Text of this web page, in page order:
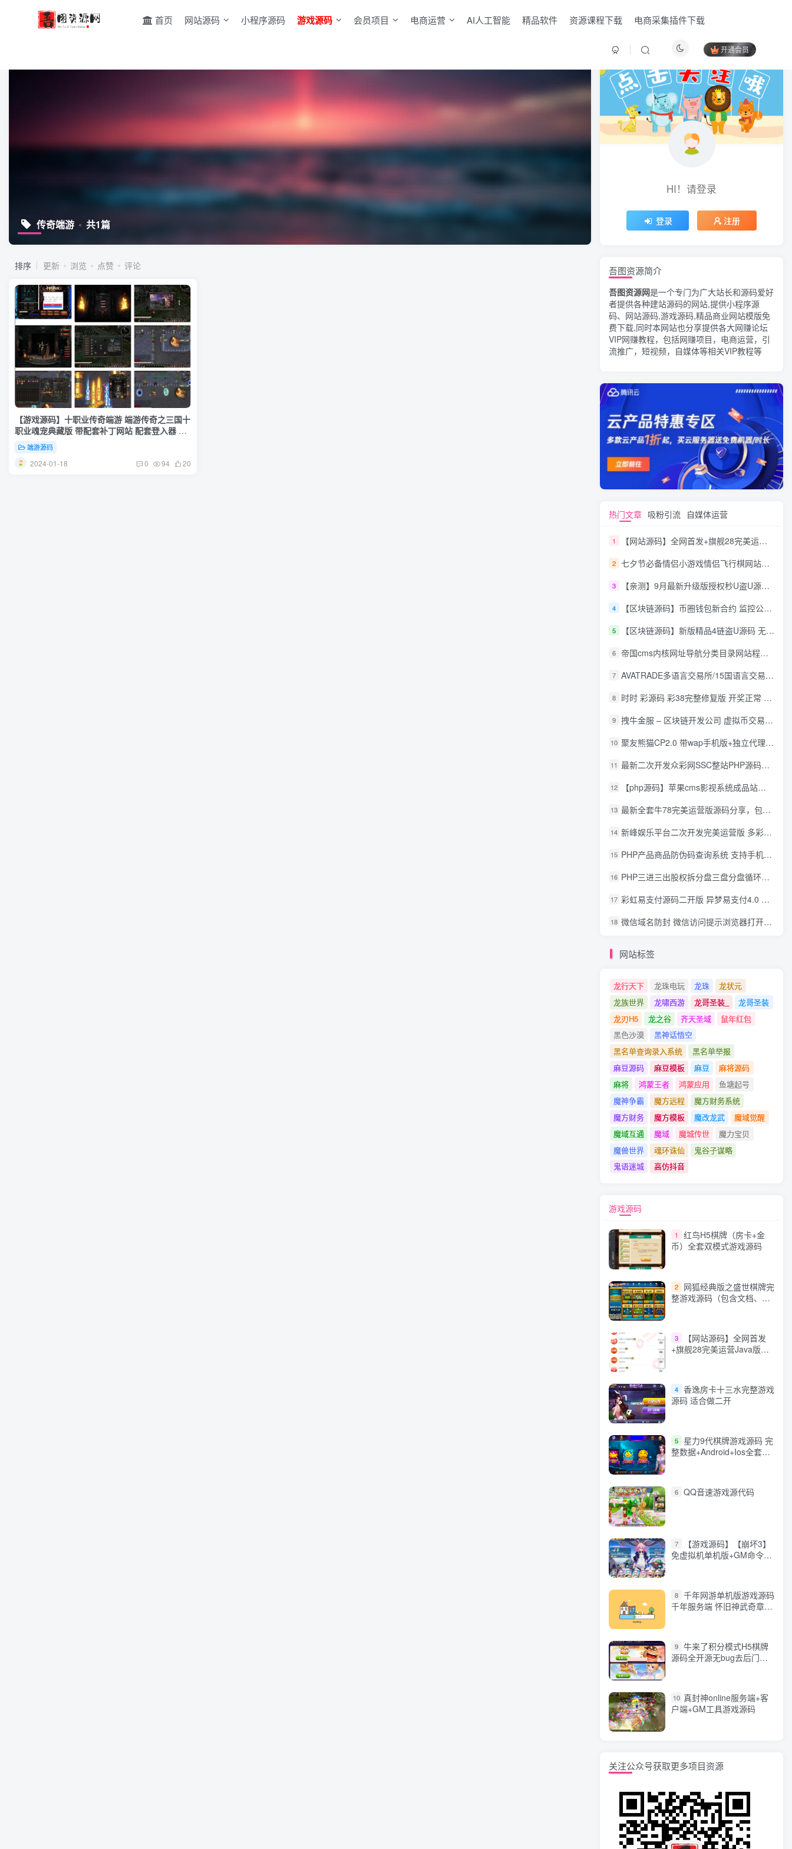
首页 网站源码 小程序源码 游戏源码 会员项目 电商运营 AI人工智能 精品软件 资源课程下载 电商采集插件下载
开通会员
传奇端游 共1篇
排序 更新 浏览 点赞 评论
【游戏源码】十职业传奇端游 端游传奇之三国十
职业魂宠典藏版 带配套补丁网站 配套登入器 视
频架设教程
端游源码
2024-01-18 0 94 20
HI！请登录
登录 注册
HI！请登录
登录 注册
吾图资源简介
吾图资源网是一个专门为广大站长和源码爱好
者提供各种建站源码的网站,提供小程序源
码、网站源码,游戏源码,精品商业网站模版免
费下载,同时本网站也分享提供各大网赚论坛
VIP网赚教程，包括网赚项目，电商运营，引
流推广，短视频，自媒体等相关VIP教程等
热门文章 吸粉引流 自媒体运营
1 【网站源码】全网首发+旗舰28完美运营Java版高仿28圈+彩种丰富+机器人+眯牌
2 七夕节必备情侣小游戏情侣飞行棋网站源码
3 【亲测】9月最新升级版授权秒U盗U源码/四链盗U源码/自带提币接口
4 【区块链源码】币圈钱包新合约 监控公链转账地址 尾数模拟转账数据生成 0 U攻击带安装说明
5 【区块链源码】新版精品4链盗U源码 无限开代理模式 后台 代理数据可看 包含搭建教程
6 帝国cms内核网址导航分类目录网站程序源码
7 AVATRADE多语言交易所/15国语言交易所/合约交易/期权交易/币币交易/申购/矿机/风控/前端wap/pc纯源码/带搭建教程
8 时时 彩源码 彩38完整修复版 开奖正常 带手机wap
9 拽牛金服 – 区块链开发公司 虚拟币交易系统 虚拟币交易平台开发 虚拟币ico众
10 聚友熊猫CP2.0 带wap手机版+独立代理后台+整站打包全开源
11 最新二次开发众彩网SSC整站PHP源码+WAP手机版+KJ采集器+集成云端在线充值
12 【php源码】苹果cms影视系统成品站打包+电影先生6.1.1模板优化版+15W+数据
13 最新全套牛78完美运营版源码分享，包含了资源组件+脚本程序
14 新峰娱乐平台二次开发完美运营版 多彩种多玩法 代理分红+积分兑换
15 PHP产品商品防伪码查询系统 支持手机防假验证网站建设 防伪码自动生成 批量导入
16 PHP三进三出股权拆分盘三盘分盘循环拆分系统源码
17 彩虹易支付源码二开版 异梦易支付4.0 可对接官方/易支付/码支付 去除后门 美化用户中心
18 微信域名防封 微信访问提示浏览器打开 非微信访问直接打开预防域名被封域名被封包换服务
网站标签
龙行天下 龙珠电玩 龙珠
龙状元
龙族世界
龙啸西游 龙哥圣装_
龙哥圣装
龙刃H5
龙之谷 齐天圣域
鼠年红包
黑色沙漠
黑神话悟空
黑名单查询录入系统
黑名单举报
麻豆源码
麻豆模板 麻豆
麻将源码
麻将
鸿蒙王者 鸿蒙应用
鱼塘起号
魔神争霸
魔方远程
魔方财务系统
魔方财务
魔方模板 魔改龙武
魔域觉醒
魔域互通
魔域 魔城传世
魔力宝贝
魔兽世界
魂环诛仙
鬼谷子谋略
鬼语迷城
高仿抖音
游戏源码
1
红鸟H5棋牌（房卡+金
币）全套双模式游戏源码
2
网狐经典版之盛世棋牌完
整游戏源码（包含文档、架
3
【网站源码】全网首发
+旗舰28完美运营Java版高
4 香逸房卡十三水完整游戏
源码 适合做二开
5
星力9代棋牌游戏源码 完
整数据+Android+Ios全套
6 QQ音速游戏源代码
7
【游戏源码】【崩坏3】
免虚拟机单机版+GM命令
8 千年网游单机版游戏源码
千年服务端 怀旧神武奇章一
9 牛来了积分模式H5棋牌
源码全开源无bug去后门无
10 真封神online服务端+客
户端+GM工具游戏源码
关注公众号获取更多项目资源